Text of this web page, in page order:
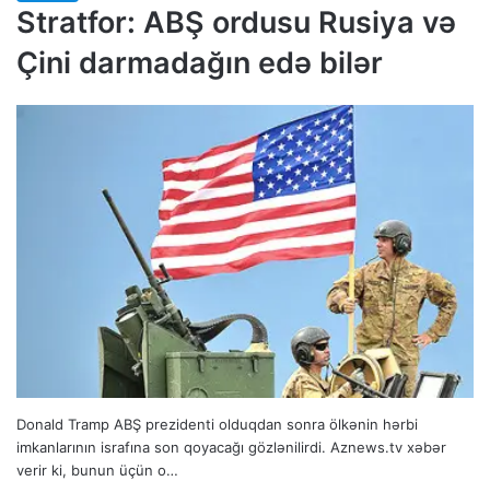
Stratfor: ABŞ ordusu Rusiya və
Çini darmadağın edə bilər
Donald Tramp ABŞ prezidenti olduqdan sonra ölkənin hərbi
imkanlarının israfına son qoyacağı gözlənilirdi. Aznews.tv xəbər
verir ki, bunun üçün o…